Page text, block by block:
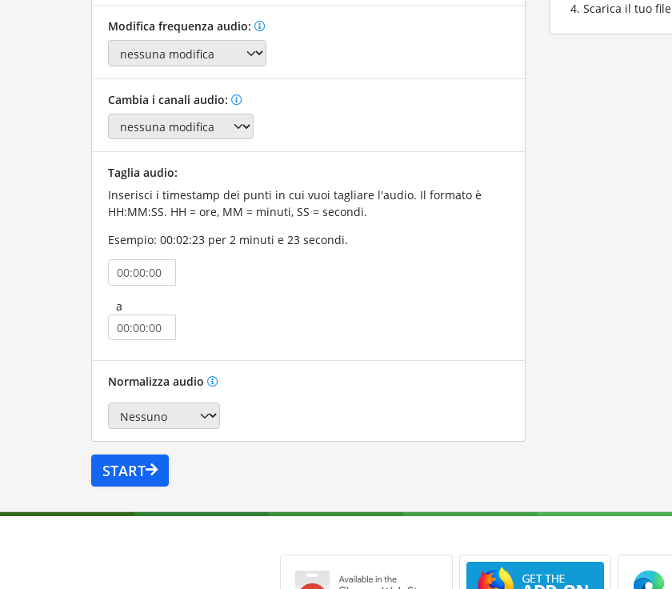
Modifica frequenza audio:
Cambia i canali audio:
Taglia audio:
Inserisci i timestamp dei punti in cui vuoi tagliare l'audio. Il formato è
HH:MM:SS. HH = ore, MM = minuti, SS = secondi.
Esempio: 00:02:23 per 2 minuti e 23 secondi.
a
Normalizza audio
START
Scarica il tuo file